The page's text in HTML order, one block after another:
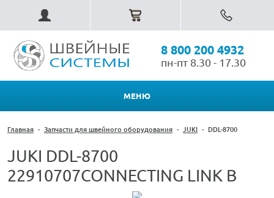
8 800 200 4932
пн-пт 8.30 - 17.30
МЕНЮ
Главная - Запчасти для швейного оборудования - JUKI - DDL-8700
JUKI DDL-8700
22910707CONNECTING LINK B